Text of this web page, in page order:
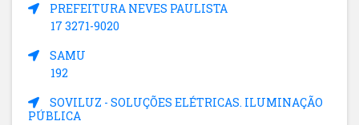
PREFEITURA NEVES PAULISTA
17 3271-9020
SAMU
192
SOVILUZ - SOLUÇÕES ELÉTRICAS. ILUMINAÇÃO
PÚBLICA